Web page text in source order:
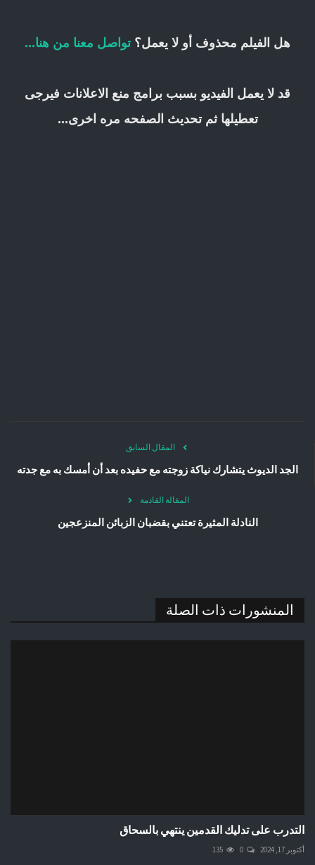
هل الفيلم محذوف أو لا يعمل؟ تواصل معنا من هنا...
قد لا يعمل الفيديو بسبب برامج منع الاعلانات فيرجى
تعطيلها ثم تحديث الصفحه مره اخرى...
المقال السابق
الجد الديوث يتشارك نياكة زوجته مع حفيده بعد أن أمسك به مع جدته
المقالة القادمة
النادلة المثيرة تعتني بقضبان الزبائن المنزعجين
المنشورات ذات الصلة
التدرب على تدليك القدمين ينتهي بالسحاق
أكتوبر 17, 2024 0
135